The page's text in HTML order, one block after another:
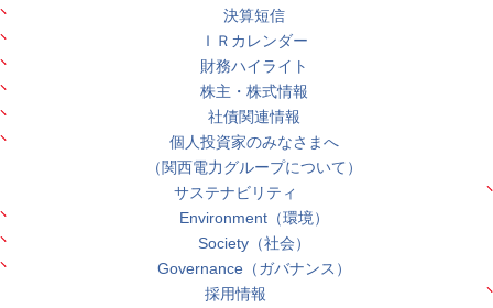
決算短信
ＩＲカレンダー
財務ハイライト
株主・株式情報
社債関連情報
個人投資家のみなさまへ
（関西電力グループについて）
サステナビリティ
Environment（環境）
Society（社会）
Governance（ガバナンス）
採用情報